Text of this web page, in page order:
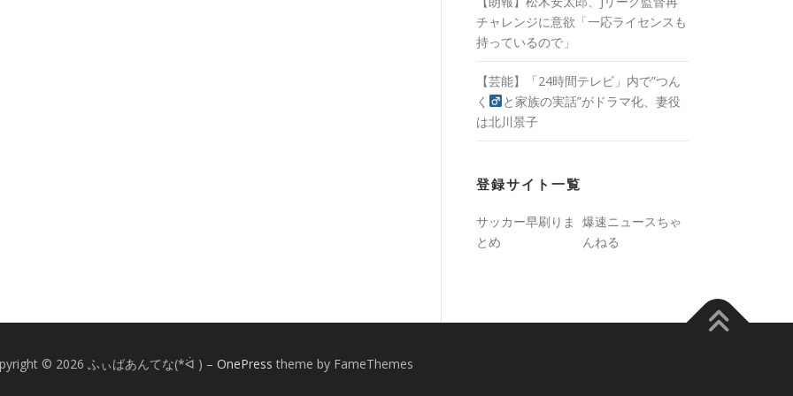
チャレンジに意欲「一応ライセンスも
持っているので」
【芸能】「24時間テレビ」内で”つん
く
と家族の実話”がドラマ化、妻役
は北川景子
登録サイト一覧
サッカー早刷りま
とめ
爆速ニュースちゃ
んねる
© 2026 ふぃばあんてな(*ᐛ ) – OnePress theme by FameThemes